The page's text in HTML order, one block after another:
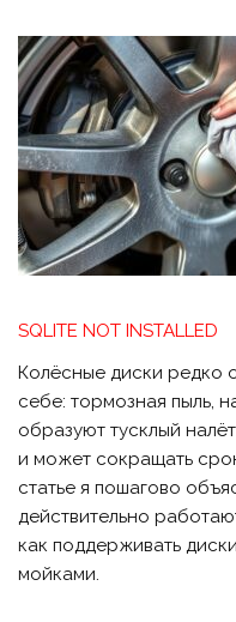
SQLITE NOT INSTALLED
Колёсные диски редко
себе: тормозная пыль,
образуют тусклый
и может сокращать
статье я пошагово
действительно
как поддерживать
мойками.